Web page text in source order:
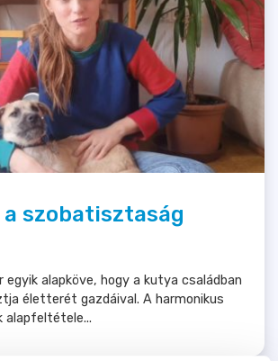
szobatisztaság
egyik alapköve, hogy a kutya családban
életterét gazdáival. A harmonikus
alapfeltétele...